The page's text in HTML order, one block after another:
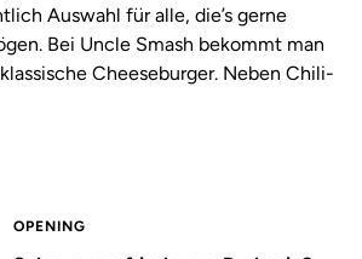
Auswahl für alle, die’s gerne
Bei Uncle Smash bekommt man
Cheeseburger. Neben Chili-
OPENING